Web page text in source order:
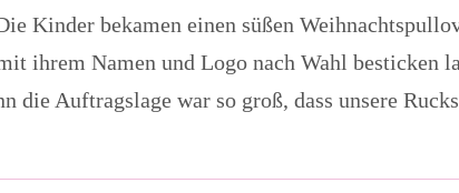
Kinder bekamen einen süßen
ihrem Namen und Logo nach Wahl besticken
die Auftragslage war so groß, dass unsere